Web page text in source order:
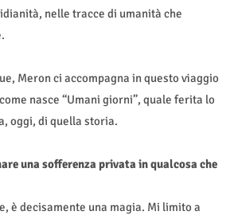
nelle tracce di umanità che
Meron ci accompagna in questo viaggio
nasce “Umani giorni”, quale ferita lo
oggi, di quella storia.
una sofferenza privata in qualcosa che
è decisamente una magia. Mi limito a